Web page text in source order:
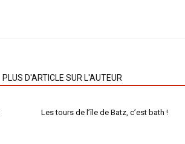
PLUS D'ARTICLE SUR L'AUTEUR
Les tours de l’île de Batz, c’est bath !